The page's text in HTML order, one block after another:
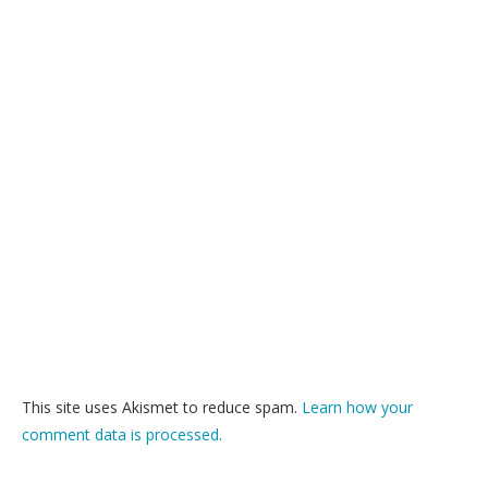
This site uses Akismet to reduce spam. Learn how your
comment data is processed.